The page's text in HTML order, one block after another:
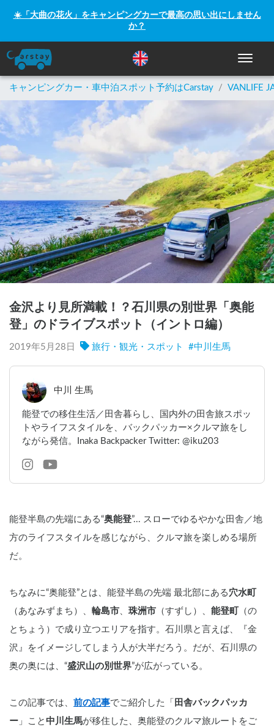
☀️「大曲の花火」をキャンピングカーで最高の思い出にしません
か？
ナビゲ
キャンピングカー・車中泊スポット予約はCarstay / VANLIFE
金沢より見所満載！？石川県の別世界「奥能
登」のドライブスポット（イントロ編）
2019年5月28日 旅行・観光・スポット #中川生馬
中川 生馬
能登での移住生活／田舎暮らし、国内外の田舎旅スポッ
トやライフスタイルを、バックパッカー×クルマ旅をし
ながら発信。Inaka Backpacker Twitter: @iku203
能登半島の先端にある“奥能登”... スローでゆるやかな田舎／地
方のライフスタイルを感じながら、クルマ旅を楽しめる場所
だ。
ちなみに“奥能登”とは、能登半島の先端 最北部にある 穴水町
（あなみずまち）、 輪島市 珠洲市 （すずし）、 能登町 （の
とちょう）で成り立つエリアを指す。石川県と言えば、『金
沢』をイメージしてしまう人が大半だろう。だが、石川県の
奥の奥には、“盛沢山の別世界”が広がっている。
この記事では、 前の記事でご紹介した「 田舎バックパッカ
ー 」こと 中川生馬が移住した、奥能登のクルマ旅ルートをご